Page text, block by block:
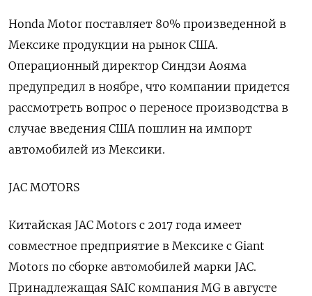
Honda Motor поставляет 80% произведенной в
Мексике продукции на рынок США.
Операционный директор Синдзи Аояма
предупредил в ноябре, что компании придется
рассмотреть вопрос о переносе производства в
случае введения США пошлин на импорт
автомобилей из Мексики.
JAC MOTORS
Китайская JAC Motors с 2017 года имеет
совместное предприятие в Мексике с Giant
Motors по сборке автомобилей марки JAC.
Принадлежащая SAIC компания MG в августе